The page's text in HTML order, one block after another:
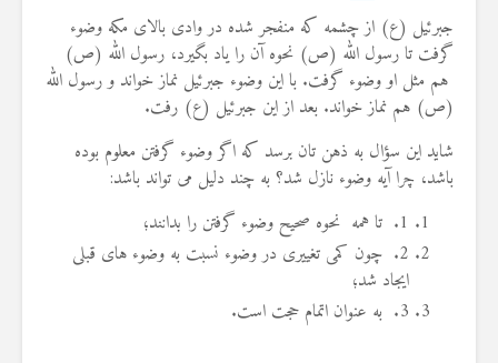
جبرئیل (ع) از چشمه که منفجر شده در وادی بالای مکه وضوء
گرفت تا رسول الله (ص) نحوه آن را یاد بگیرد، رسول الله (ص)
هم مثل او وضوء گرفت. با این وضوء جبرئیل نماز خواند و رسول الله
(ص) هم نماز خواند. بعد از این جبرئیل (ع) رفت.
شاید این سؤال به ذهن تان برسد که اگر وضوء گرفتن معلوم بوده
باشد، چرا آیه وضوء نازل شد؟ به چند دلیل می تواند باشد:
1. تا همه نحوه صحیح وضوء گرفتن را بدانند؛
2. چون کمی تغییری در وضوء نسبت به وضوء های قبلی
ایجاد شد؛
3. به عنوان اتمام حجت است.